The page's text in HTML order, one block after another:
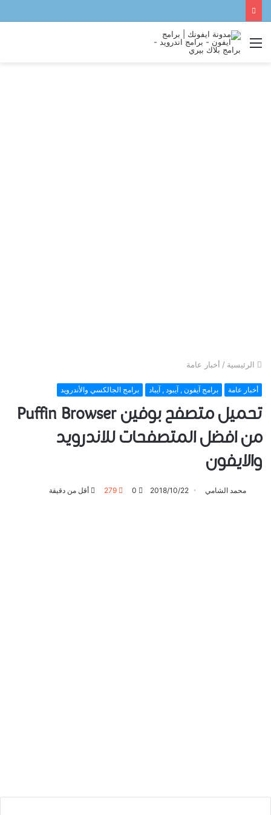
القائمة
الرئيسية / أخبار عامة
أخبار عامة برامج آيفون , آيبود , آيباد برامج الجالكسي والأندرويد
تحميل متصفح بوفين Puffin Browser
من افضل المتصفحات للاندرويد
والايفون
محمد الشامي 2018/10/22
0
279 أقل من دقيقة